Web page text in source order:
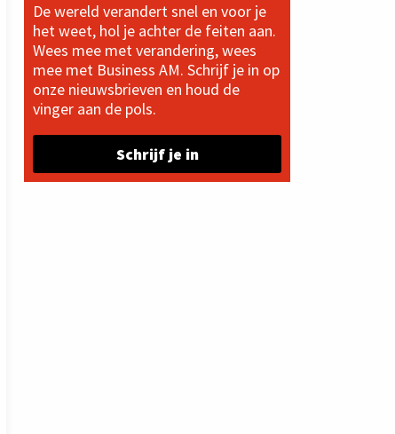
De wereld verandert snel en voor je
het weet, hol je achter de feiten aan.
Wees mee met verandering, wees
mee met Business AM. Schrijf je in op
onze nieuwsbrieven en houd de
vinger aan de pols.
Schrijf je in